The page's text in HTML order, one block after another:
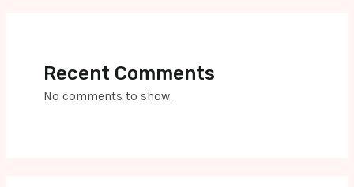
Recent Comments
No comments to show.